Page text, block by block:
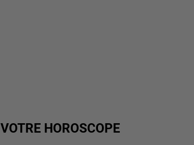
VOTRE HOROSCOPE